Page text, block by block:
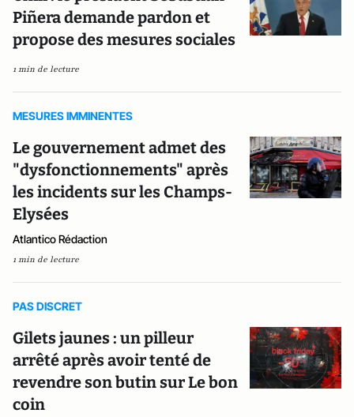
Piñera demande pardon et
propose des mesures sociales
1 min de lecture
MESURES IMMINENTES
Le gouvernement admet des
"dysfonctionnements" après
les incidents sur les Champs-
Elysées
Atlantico Rédaction
1 min de lecture
PAS DISCRET
Gilets jaunes : un pilleur
arrêté après avoir tenté de
revendre son butin sur Le bon
coin